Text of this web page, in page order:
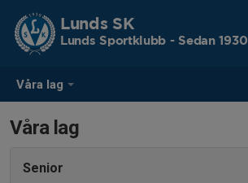
Våra lag
Lunds SK
Lunds Sportklubb - Sedan 1930
Våra lag
Senior